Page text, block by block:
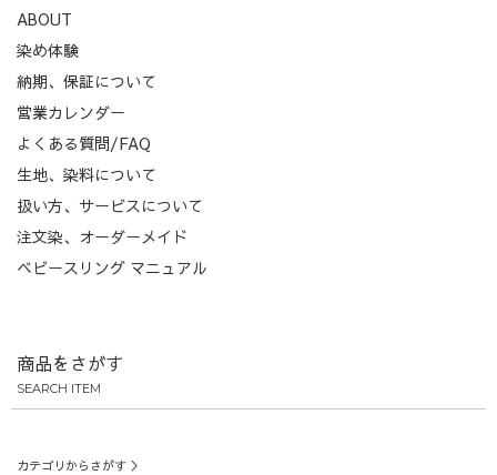
ABOUT
染め体験
納期、保証について
営業カレンダー
よくある質問/FAQ
生地、染料について
扱い方、サービスについて
注文染、オーダーメイド
ベビースリング マニュアル
商品をさがす
SEARCH ITEM
カテゴリからさがす ＞